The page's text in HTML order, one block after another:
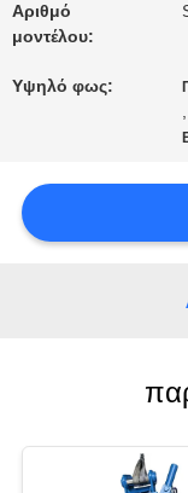
ΠΟΙΟΤΙΚΌΣ
ΈΛΕΓΧΟΣ
ΜΑΣ
ΕΛΆΤΕ
ΕΙΔΉΣΕΙΣ
Αριθμό
μοντέλου:
Υψηλό φως: